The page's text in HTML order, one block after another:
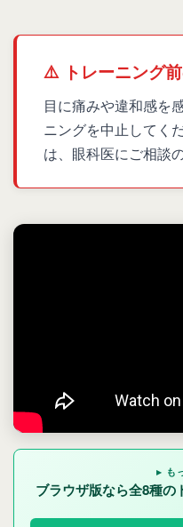
⚠️ トレーニング
目に痛みや違和感を
ニングを中止してく
は、眼科医にご相談
▸ も
ブラウザ版なら全8種の